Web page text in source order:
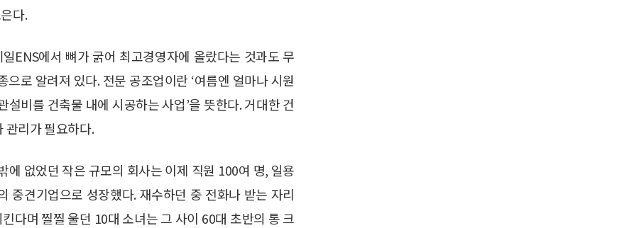
다.
ENS에서 뼈가 굵어 최고경영자에 올랐다는 것과도 무
로 알려져 있다. 전문 공조업이란 ‘여름엔 얼마나 시원
비를 건축물 내에 시공하는 사업’을 뜻한다. 거대한 건
관리가 필요하다.
없었던 작은 규모의 회사는 이제 직원 100여 명, 일용
중견기업으로 성장했다. 재수하던 중 전화나 받는 자리
다며 찔찔 울던 10대 소녀는 그 사이 60대 초반의 통 크